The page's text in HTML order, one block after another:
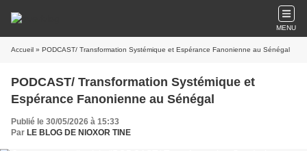
MENU
Accueil » PODCAST/ Transformation Systémique et Espérance Fanonienne au Sénégal
PODCAST/ Transformation Systémique et
Espérance Fanonienne au Sénégal
Publié le 30/05/2026 à 15:33
Par LE BLOG DE NIOXOR TINE